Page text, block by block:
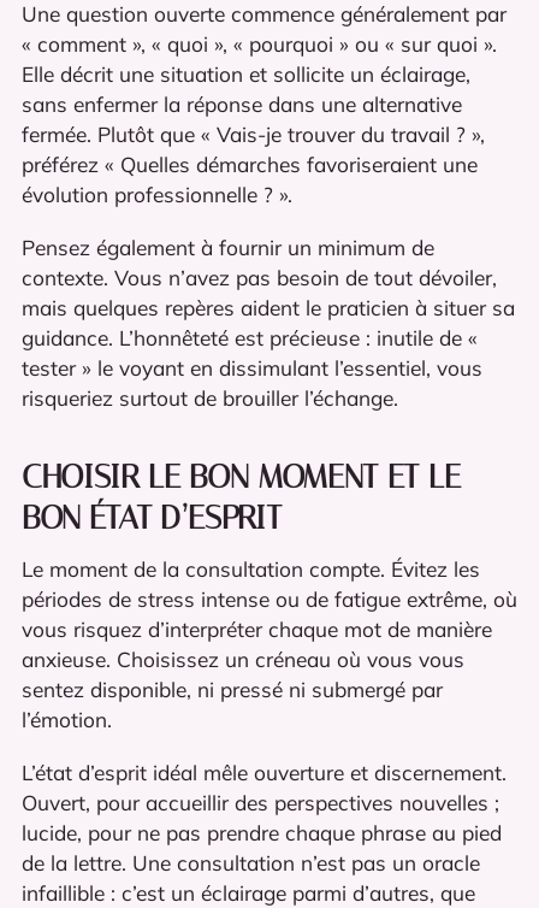
Une question ouverte commence généralement par
« comment », « quoi », « pourquoi » ou « sur quoi ».
Elle décrit une situation et sollicite un éclairage,
sans enfermer la réponse dans une alternative
fermée. Plutôt que « Vais-je trouver du travail ? »,
préférez « Quelles démarches favoriseraient une
évolution professionnelle ? ».
Pensez également à fournir un minimum de
contexte. Vous n’avez pas besoin de tout dévoiler,
mais quelques repères aident le praticien à situer sa
guidance. L’honnêteté est précieuse : inutile de «
tester » le voyant en dissimulant l’essentiel, vous
risqueriez surtout de brouiller l’échange.
CHOISIR LE BON MOMENT ET LE
BON ÉTAT D’ESPRIT
Le moment de la consultation compte. Évitez les
périodes de stress intense ou de fatigue extrême, où
vous risquez d’interpréter chaque mot de manière
anxieuse. Choisissez un créneau où vous vous
sentez disponible, ni pressé ni submergé par
l’émotion.
L’état d’esprit idéal mêle ouverture et discernement.
Ouvert, pour accueillir des perspectives nouvelles ;
lucide, pour ne pas prendre chaque phrase au pied
de la lettre. Une consultation n’est pas un oracle
infaillible : c’est un éclairage parmi d’autres, que